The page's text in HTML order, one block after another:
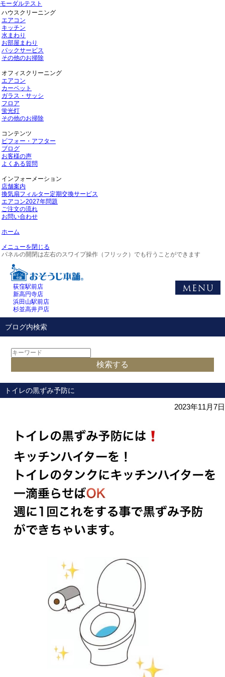
モーダルテスト
ハウスクリーニング
エアコン
キッチン
水まわり
お部屋まわり
パックサービス
その他のお掃除
オフィスクリーニング
エアコン
カーペット
ガラス・サッシ
フロア
蛍光灯
その他のお掃除
コンテンツ
ビフォー・アフター
ブログ
お客様の声
よくある質問
インフォーメーション
店舗案内
換気扇フィルター定期交換サービス
エアコン2027年問題
ご注文の流れ
お問い合わせ
ホーム
メニューを閉じる
パネルの開閉は左右のスワイプ操作（フリック）でも行うことができます
荻窪駅前店
新高円寺店
浜田山駅前店
杉並高井戸店
ブログ内検索
トイレの黒ずみ予防に
2023年11月7日